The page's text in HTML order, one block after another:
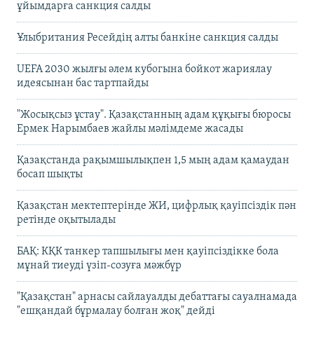
ұйымдарға санкция салды
Ұлыбритания Ресейдің алты банкіне санкция салды
UEFA 2030 жылғы әлем кубогына бойкот жариялау
идеясынан бас тартпайды
"Жосықсыз ұстау". Қазақстанның адам құқығы бюросы
Ермек Нарымбаев жайлы мәлімдеме жасады
Қазақстанда рақымшылықпен 1,5 мың адам қамаудан
босап шықты
Қазақстан мектептерінде ЖИ, цифрлық қауіпсіздік пән
ретінде оқытылады
БАҚ: КҚК танкер тапшылығы мен қауіпсіздікке бола
мұнай тиеуді үзіп-созуға мәжбүр
"Қазақстан" арнасы сайлауалды дебаттағы сауалнамада
"ешқандай бұрмалау болған жоқ" дейді